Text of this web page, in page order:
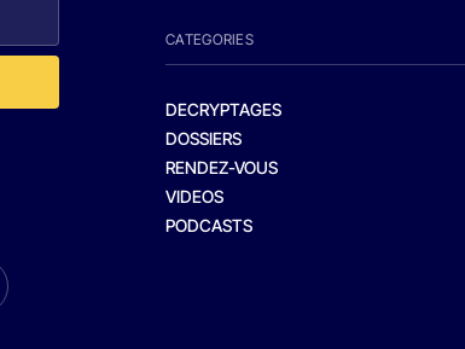
CATEGORIES
DECRYPTAGES
DOSSIERS
RENDEZ-VOUS
VIDEOS
PODCASTS